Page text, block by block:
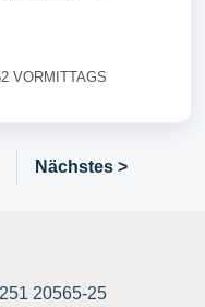
VORMITTAGS
Nächstes >
20565-25